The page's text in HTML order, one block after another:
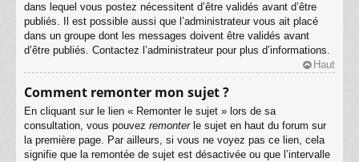
dans lequel vous postez nécessitent d’être validés avant d’être
publiés. Il est possible aussi que l’administrateur vous ait placé
dans un groupe dont les messages doivent être validés avant
d’être publiés. Contactez l’administrateur pour plus d’informations.
Haut
Comment remonter mon sujet ?
En cliquant sur le lien « Remonter le sujet » lors de sa
consultation, vous pouvez remonterle sujet en haut du forum sur
la première page. Par ailleurs, si vous ne voyez pas ce lien, cela
signifie que la remontée de sujet est désactivée ou que l’intervalle